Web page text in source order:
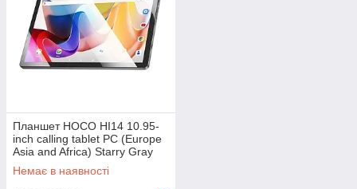
Планшет HOCO HI14 10.95-
inch calling tablet PC (Europe
Asia and Africa) Starry Gray
Немає в наявності